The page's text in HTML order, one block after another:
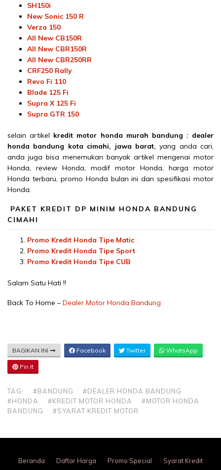
SH150i
New Sonic 150 R
Verza 150
All New CB150R
All New CBR150R
All New CBR250RR
CRF250 Rally
Revo Fi 110
Blade 125 Fi
Supra X 125 Fi
Supra GTR 150
selain artikel kredit motor honda murah bandung : dealer
honda bandung kota cimahi, jawa barat, yang anda cari,
anda juga bisa menemukan banyak artikel mengenai motor
Honda, review Honda, modif motor Honda, harga motor
Honda terbaru, promo Honda bulan ini dan spesifikasi motor
Honda.
PAKET KREDIT DP MINIM HONDA BANDUNG
CIMAHI
Promo Kredit Honda Tipe Matic
Promo Kredit Honda Tipe Sport
Promo Kredit Honda Tipe CUB
Salam Satu Hati !!
Back To Home – Dealer Motor Honda Bandung
BAGIKAN INI Facebook Twitter WhatsApp
Pin It
TAG: #BANDUNG
#DEALER HONDA BANDUNG
#HONDA
#KREDIT MOTOR HONDA
#MOTOR HONDA
BANDUNG
#SYARAT KREDIT MOTOR
Beranda Daftar Harga Promo Special Syarat Kredit